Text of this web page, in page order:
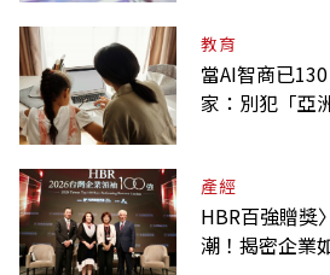
教育
當AI智商已
家：別犯「亞
產經
HBR百強贈獎
潮！揭密企業